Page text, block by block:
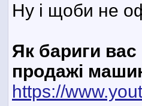
Ну і щоби не
Як бариги
продажі
https://